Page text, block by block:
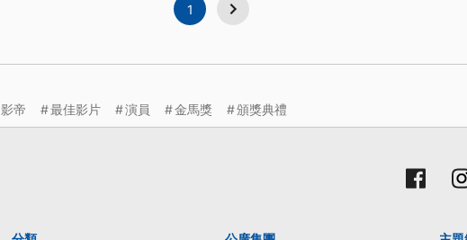
1
影帝 最佳影片 演員 金馬獎 頒獎典禮